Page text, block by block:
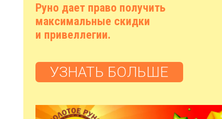
Руно дает право получить
максимальные скидки
и привеллегии.
УЗНАТЬ БОЛЬШЕ